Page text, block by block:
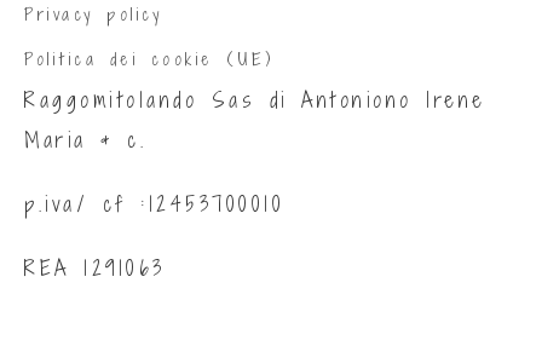
Privacy policy
Politica dei cookie (UE)
Raggomitolando Sas di Antoniono Irene
Maria & c.
p.iva/ cf :12453700010
REA 1291063